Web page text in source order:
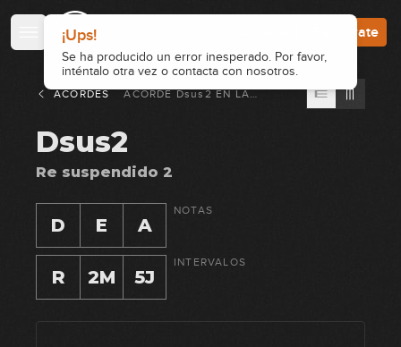
¡Ups!
Se ha producido un error inesperado. Por favor,
inténtalo otra vez o contacta con nosotros.
Regístrate
ACORDES ACORDE Dsus2 EN LA
Dsus2
Re suspendido 2
D E A
NOTAS
R 2M 5J
INTERVALOS